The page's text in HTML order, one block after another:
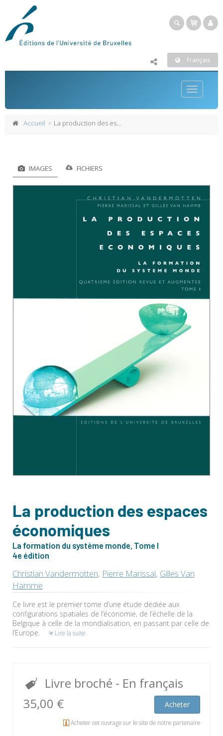
Français
Toggle
Accueil La production des espaces économiques
IMAGES FICHIERS
La production des espaces
économiques
La formation du système monde, Tome I
4e édition
Christian Vandermotten, Pierre Marissal, Gilles Van
Hamme
Ce livre est le premier tome d’une étude dédiée aux
configurations spatiales de l’économie, de l’échelle de la
Belgique à celle de la mondialisation, en passant par celle de
l’Europe.
Lire la suite
Livre broché - En français
35,00 €
Acheter
Acheter cet ouvrage sur le site de notre partenaire